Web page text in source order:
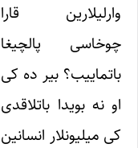
وارلیلارین قارا
چوخاسی پالچیغا
باتماییب؟ بیر ده کی
او نه بویدا باتلاقدی
کی میلیونلار انسانین